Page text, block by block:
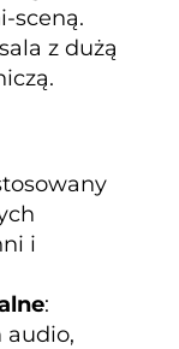
sceną.
z dużą
i
:
audio,